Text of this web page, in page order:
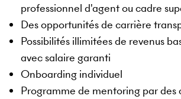
professionnel d'agent ou cadre
Des opportunités de carrière
Possibilités illimitées de revenus
avec salaire garanti
Onboarding individuel
Programme de mentoring par des